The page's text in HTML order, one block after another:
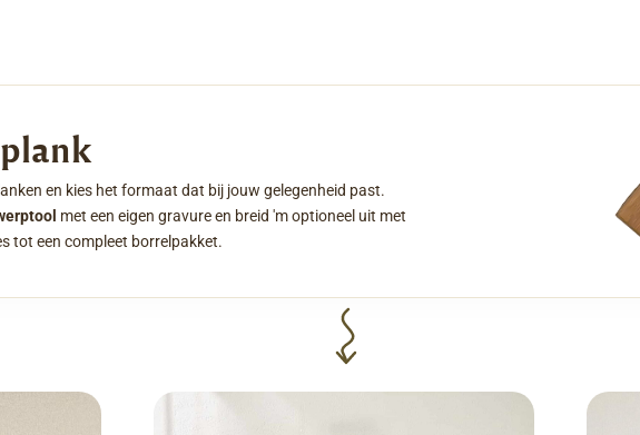
en kies het formaat dat bij jouw gelegenheid past.
met een eigen gravure en breid 'm optioneel uit met
tot een compleet borrelpakket.